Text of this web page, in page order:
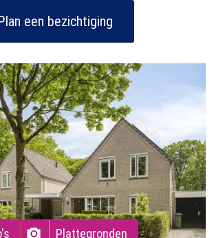
een bezichtiging
Plattegronden